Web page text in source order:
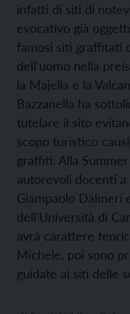
infatti di siti di
evocativo già
famosi siti graffitati
dell'uomo nella
la Majella e la
Bazzanella ha
tutelare il sito
scopo turistico
graffiti. Alla
autorevoli docenti a
Giampaolo Dalmeri
dell'Università di
avrà carattere
Michele, poi sono
guidate ai siti delle